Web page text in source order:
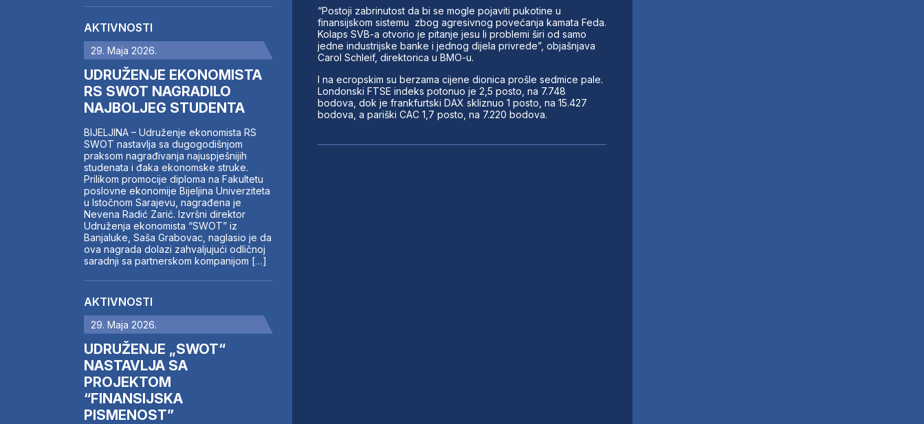
AKTIVNOSTI
29. Maja 2026.
UDRUŽENJE EKONOMISTA
RS SWOT NAGRADILO
NAJBOLJEG STUDENTA
BIJELJINA – Udruženje ekonomista RS
SWOT nastavlja sa dugogodišnjom
praksom nagrađivanja najuspješnijih
studenata i đaka ekonomske struke.
Prilikom promocije diploma na Fakultetu
poslovne ekonomije Bijeljina Univerziteta
u Istočnom Sarajevu, nagrađena je
Nevena Radić Zarić. Izvršni direktor
Udruženja ekonomista “SWOT” iz
Banjaluke, Saša Grabovac, naglasio je da
ova nagrada dolazi zahvaljujući odličnoj
saradnji sa partnerskom kompanijom […]
AKTIVNOSTI
29. Maja 2026.
UDRUŽENJE „SWOT“
NASTAVLJA SA
PROJEKTOM
“FINANSIJSKA
PISMENOST”
“Postoji zabrinutost da bi se mogle pojaviti pukotine u
finansijskom sistemu zbog agresivnog povećanja kamata Feda.
Kolaps SVB-a otvorio je pitanje jesu li problemi širi od samo
jedne industrijske banke i jednog dijela privrede”, objašnjava
Carol Schleif, direktorica u BMO-u.
I na ecropskim su berzama cijene dionica prošle sedmice pale.
Londonski FTSE indeks potonuo je 2,5 posto, na 7.748
bodova, dok je frankfurtski DAX skliznuo 1 posto, na 15.427
bodova, a pariški CAC 1,7 posto, na 7.220 bodova.